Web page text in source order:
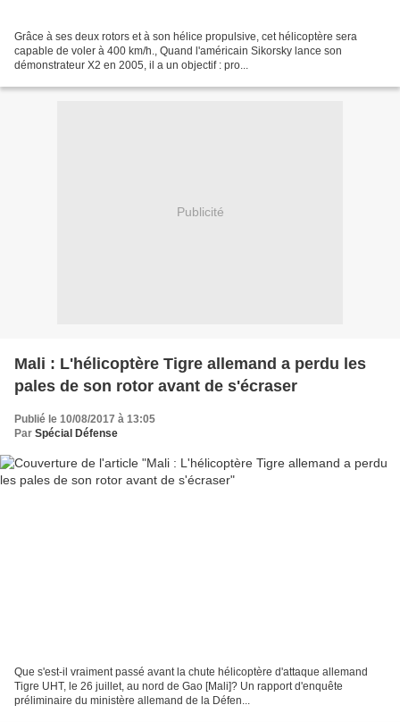
Grâce à ses deux rotors et à son hélice propulsive, cet hélicoptère sera
capable de voler à 400 km/h., Quand l'américain Sikorsky lance son
démonstrateur X2 en 2005, il a un objectif : pro...
Publicité
Mali : L'hélicoptère Tigre allemand a perdu les
pales de son rotor avant de s'écraser
Publié le 10/08/2017 à 13:05
Par Spécial Défense
Que s'est-il vraiment passé avant la chute hélicoptère d'attaque allemand
Tigre UHT, le 26 juillet, au nord de Gao [Mali]? Un rapport d'enquête
préliminaire du ministère allemand de la Défen...